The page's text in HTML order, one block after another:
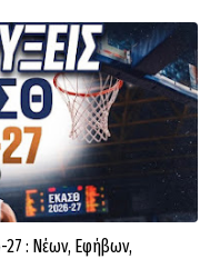
27 : Νέων, Εφήβων,